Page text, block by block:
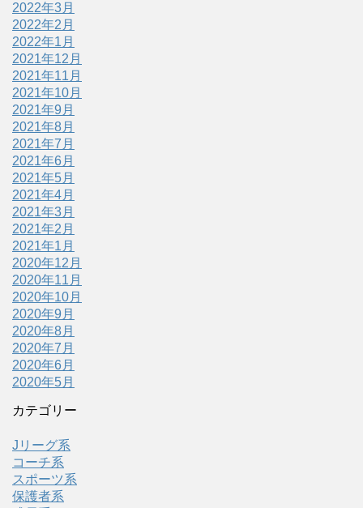
2022年3月
2022年2月
2022年1月
2021年12月
2021年11月
2021年10月
2021年9月
2021年8月
2021年7月
2021年6月
2021年5月
2021年4月
2021年3月
2021年2月
2021年1月
2020年12月
2020年11月
2020年10月
2020年9月
2020年8月
2020年7月
2020年6月
2020年5月
カテゴリー
Jリーグ系
コーチ系
スポーツ系
保護者系